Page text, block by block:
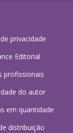
privacidade
Editorial
profissionais
do autor
em quantidade
distribuição